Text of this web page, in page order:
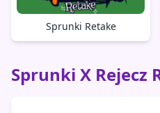
Sprunki Retake
Sprunki X Rejecz